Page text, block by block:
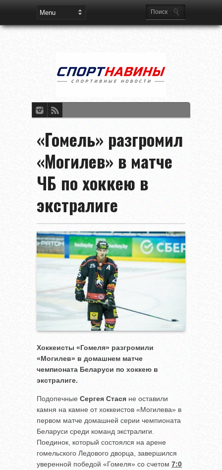
«Гомель» разгромил
«Могилев» в матче
ЧБ по хоккею в
экстралиге
Хоккеисты «Гомеля» разгромили
«Могилев» в домашнем матче
чемпионата Беларуси по хоккею в
экстралиге.
Подопечные Сергея Стася не оставили
камня на камне от хоккеистов «Могилева» в
первом матче домашней серии чемпионата
Беларуси среди команд экстралиги.
Поединок, который состоялся на арене
гомельского Ледового дворца, завершился
уверенной победой «Гомеля» со счетом 7:0